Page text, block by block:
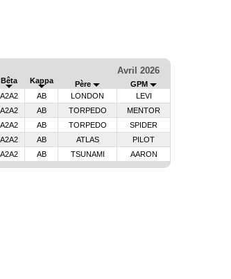
Avril 2026
Bêta Kappa Père
GPM
A2A2 AB LONDON
LEVI
A2A2 AB TORPEDO
MENTOR
A2A2 AB TORPEDO
SPIDER
A2A2 AB ATLAS
PILOT
A2A2 AB TSUNAMI AARON